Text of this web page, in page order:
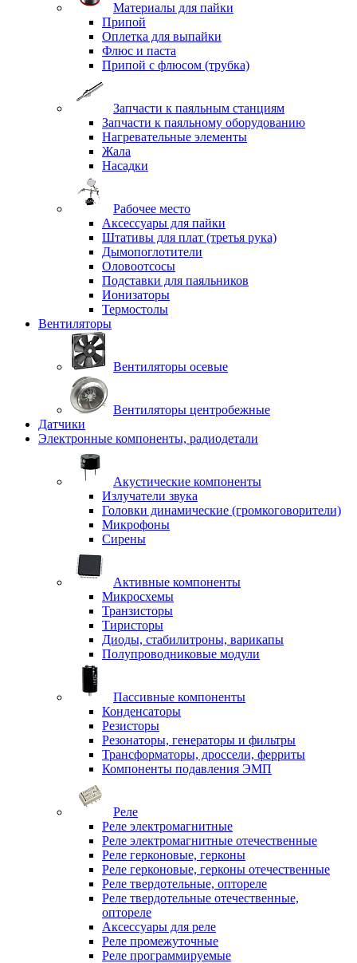
Материалы для пайки
Припой
Оплетка для выпайки
Флюс и паста
Припой с флюсом (трубка)
Запчасти к паяльным станциям
Запчасти к паяльному оборудованию
Нагревательные элементы
Жала
Насадки
Рабочее место
Аксессуары для пайки
Штативы для плат (третья рука)
Дымопоглотители
Оловоотсосы
Подставки для паяльников
Ионизаторы
Термостолы
Вентиляторы
Вентиляторы осевые
Вентиляторы центробежные
Датчики
Электронные компоненты, радиодетали
Акустические компоненты
Излучатели звука
Головки динамические (громкоговорители)
Микрофоны
Сирены
Активные компоненты
Микросхемы
Транзисторы
Тиристоры
Диоды, стабилитроны, варикапы
Полупроводниковые модули
Пассивные компоненты
Конденсаторы
Резисторы
Резонаторы, генераторы и фильтры
Трансформаторы, дроссели, ферриты
Компоненты подавления ЭМП
Реле
Реле электромагнитные
Реле электромагнитные отечественные
Реле герконовые, герконы
Реле герконовые, герконы отечественные
Реле твердотельные, оптореле
Реле твердотельные отечественные,
оптореле
Аксессуары для реле
Реле промежуточные
Реле программируемые